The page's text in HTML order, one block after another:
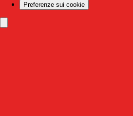
Preferenze sui cookie